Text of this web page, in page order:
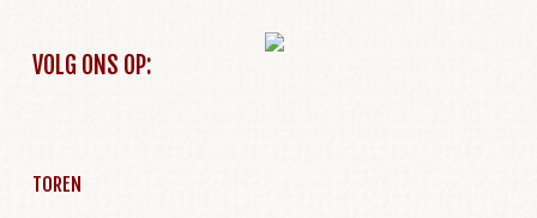
VOLG ONS OP:
TOREN